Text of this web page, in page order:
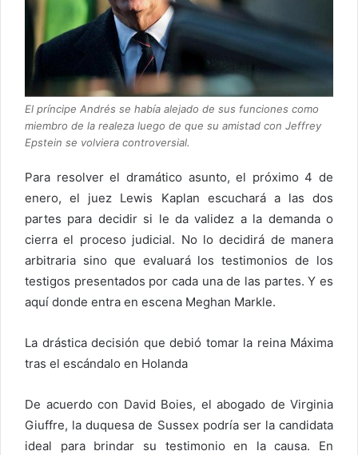
El príncipe Andrés se había alejado de sus funciones como
miembro de la realeza luego de que su amistad con Jeffrey
Epstein se volviera controversial.
Para resolver el dramático asunto, el próximo 4 de
enero, el juez Lewis Kaplan escuchará a las dos
partes para decidir si le da validez a la demanda o
cierra el proceso judicial. No lo decidirá de manera
arbitraria sino que evaluará los testimonios de los
testigos presentados por cada una de las partes. Y es
aquí donde entra en escena Meghan Markle.
La drástica decisión que debió tomar la reina Máxima
tras el escándalo en Holanda
De acuerdo con David Boies, el abogado de Virginia
Giuffre, la duquesa de Sussex podría ser la candidata
ideal para brindar su testimonio en la causa. En